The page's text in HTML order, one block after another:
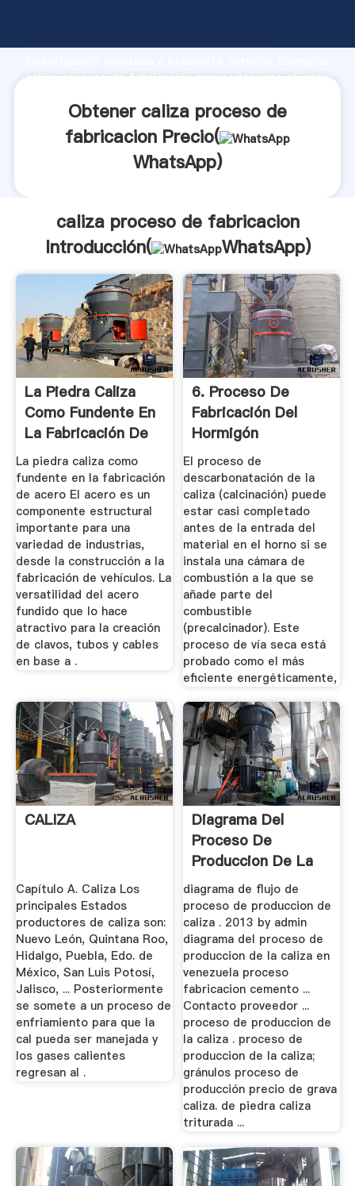
fuerte capacidad de producción, fuerza de
caliza proceso de fabricacion proveedor crea el valor
Obtener caliza proceso de
fabricacion Precio(
WhatsApp)
caliza proceso de fabricacion
Introducción(
WhatsApp)
La Piedra Caliza
Como Fundente En
La Fabricación De
Acero ...
La piedra caliza como
fundente en la fabricación
de acero El acero es un
componente estructural
importante para una
variedad de industrias,
desde la construcción a la
fabricación de vehículos. La
versatilidad del acero
fundido que lo hace
atractivo para la creación
de clavos, tubos y cables
en base a .
6. Proceso De
Fabricación Del
Hormigón
El proceso de
descarbonatación de la
caliza (calcinación) puede
estar casi completado
antes de la entrada del
material en el horno si se
instala una cámara de
combustión a la que se
añade parte del
combustible
(precalcinador). Este
proceso de vía seca está
probado como el más
eficiente energéticamente,
CALIZA
Capítulo A. Caliza Los
principales Estados
productores de caliza son:
Nuevo León, Quintana Roo,
Hidalgo, Puebla, Edo. de
México, San Luis Potosí,
Jalisco, ... Posteriormente
se somete a un proceso de
enfriamiento para que la
cal pueda ser manejada y
los gases calientes
regresan al .
Diagrama Del
Proceso De
Produccion De La
Caliza En Venezuela
diagrama de flujo de
proceso de produccion de
caliza . 2013 by admin
diagrama del proceso de
produccion de la caliza en
venezuela proceso
fabricacion cemento ...
Contacto proveedor ...
proceso de produccion de
la caliza . proceso de
produccion de la caliza;
gránulos proceso de
producción precio de grava
caliza. de piedra caliza
triturada ...